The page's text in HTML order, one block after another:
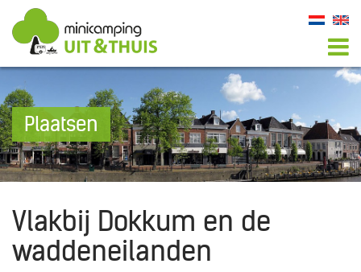
Plaatsen
Vlakbij Dokkum en de
waddeneilanden